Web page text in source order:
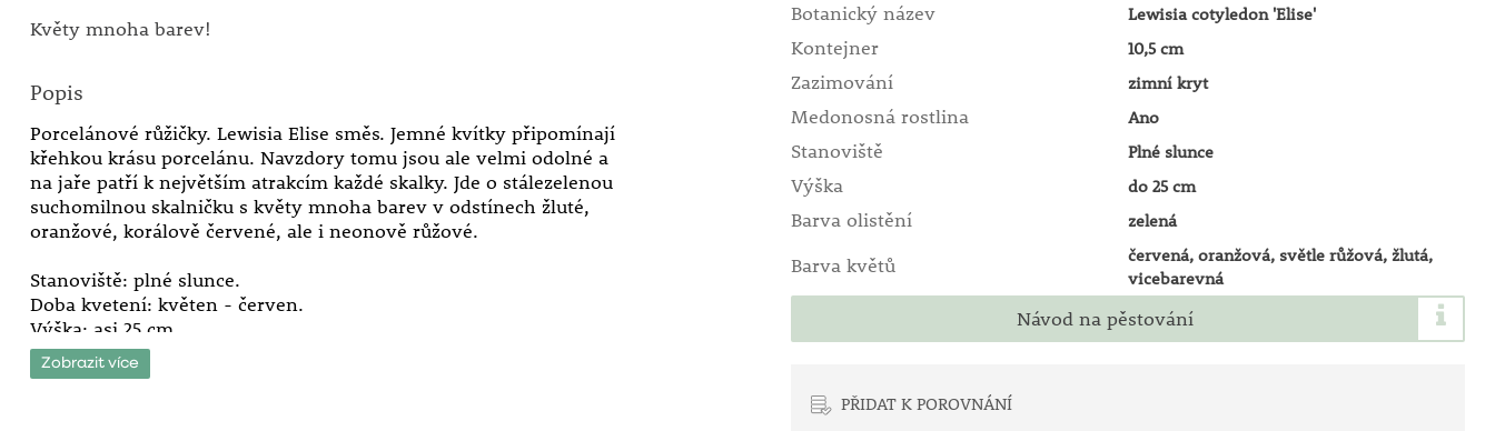
Květy mnoha barev!
Popis
Porcelánové růžičky. Lewisia Elise směs. Jemné kvítky připomínají
křehkou krásu porcelánu. Navzdory tomu jsou ale velmi odolné a
na jaře patří k největším atrakcím každé skalky. Jde o stálezelenou
suchomilnou skalničku s květy mnoha barev v odstínech žluté,
oranžové, korálově červené, ale i neonově růžové.
Stanoviště: plné slunce.
Doba kvetení: květen - červen.
Výška: asi 25 cm.
Zobrazit více
Botanický název Lewisia cotyledon 'Elise'
Kontejner 10,5 cm
Zazimování zimní kryt
Medonosná rostlina Ano
Stanoviště Plné slunce
Výška do 25 cm
Barva olistění zelená
Barva květů
červená, oranžová, světle růžová, žlutá,
vicebarevná
Návod na pěstování
PŘIDAT K POROVNÁNÍ